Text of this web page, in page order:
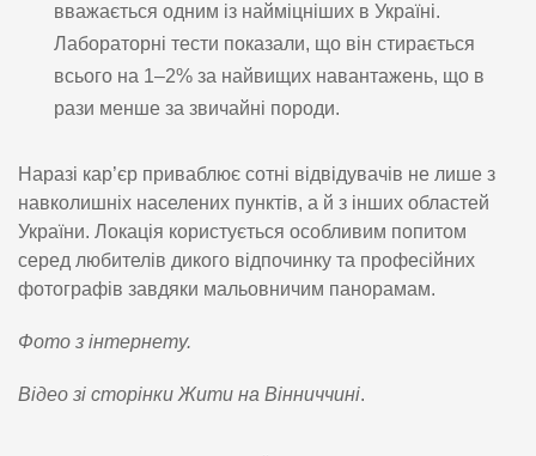
вважається одним із найміцніших в Україні.
Лабораторні тести показали, що він стирається
всього на 1–2% за найвищих навантажень, що в
рази менше за звичайні породи.
Наразі кар’єр приваблює сотні відвідувачів не лише з
навколишніх населених пунктів, а й з інших областей
України. Локація користується особливим попитом
серед любителів дикого відпочинку та професійних
фотографів завдяки мальовничим панорамам.
Фото з інтернету.
Відео зі сторінки Жити на Вінниччині.